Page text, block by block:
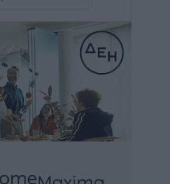
Χάλκης ανοίγει
εκκλησιαστικό
Lions Χάλκης